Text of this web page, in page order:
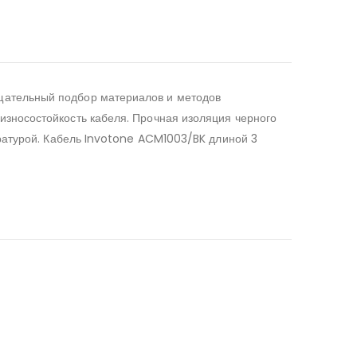
подбор материалов и методов
кабеля. Прочная изоляция черного
Кабель Invotone ACM1003/BK длиной 3